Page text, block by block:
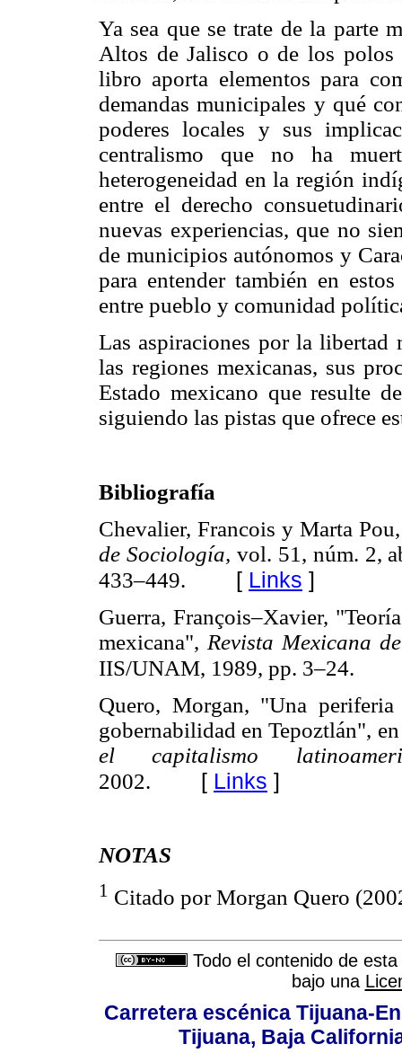
Ya sea que se trate de la parte
Altos de Jalisco o de los
libro aporta elementos para
demandas municipales y qué
poderes locales y sus
centralismo que no ha
heterogeneidad en la región
entre el derecho
nuevas experiencias, que no
de municipios autónomos y
para entender también en
entre pueblo y comunidad
Las aspiraciones por la libertad
las regiones mexicanas, sus
Estado mexicano que resulte
siguiendo las pistas que ofrece
Bibliografía
Chevalier, Francois y Marta
de Sociología, vol. 51, núm. 2,
433–449. [ Links ]
Guerra, François–Xavier,
mexicana", Revista Mexicana
IIS/UNAM, 1989, pp. 3–24.
Quero, Morgan, "Una
gobernabilidad en Tepoztlán",
el capitalismo
2002. [ Links ]
NOTAS
1 Citado por Morgan Quero
Todo el contenido de
bajo una
Carretera escénica Tijuana-
Tijuana, Baja